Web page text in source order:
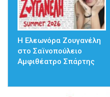
Η Ελεωνόρα Ζουγανέλη
στο Σαϊνοπούλειο
Αμφιθέατρο Σπάρτης